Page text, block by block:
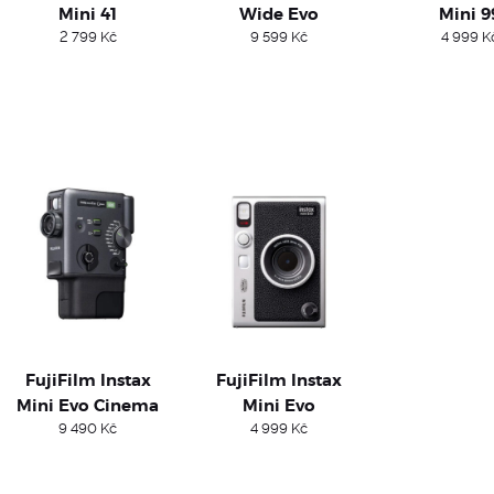
Mini 41
2 799 Kč
Wide Evo
9 599 Kč
Mini
4 999
FujiFilm Instax
Mini Evo Cinema
9 490 Kč
FujiFilm Instax
Mini Evo
4 999 Kč